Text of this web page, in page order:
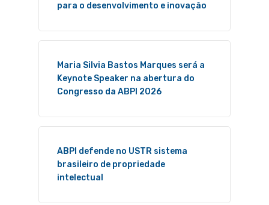
para o desenvolvimento e inovação
Maria Silvia Bastos Marques será a
Keynote Speaker na abertura do
Congresso da ABPI 2026
ABPI defende no USTR sistema
brasileiro de propriedade
intelectual